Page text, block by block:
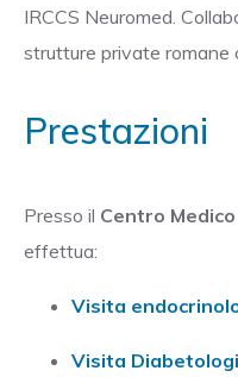
IRCCS Neuromed.
strutture private romane
Prestazioni
Presso il Centro
effettua:
Visita
Visita